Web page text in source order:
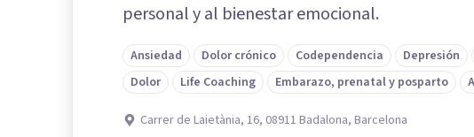
personal y al bienestar emocional.
Ansiedad Dolor crónico Codependencia Depresión
Dolor
Life Coaching Embarazo, prenatal y posparto
Carrer de Laietània, 16, 08911 Badalona, Barcelona